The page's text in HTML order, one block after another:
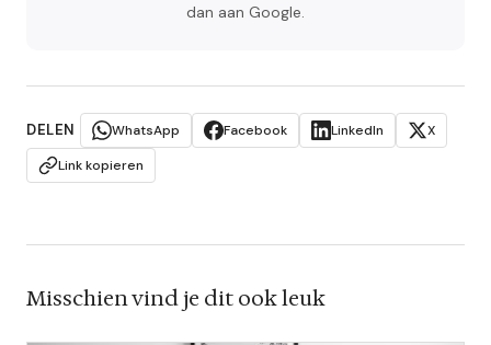
dan aan Google.
DELEN WhatsApp Facebook LinkedIn
X
Link kopieren
Misschien vind je dit ook leuk